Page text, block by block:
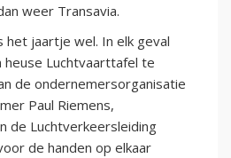
weer Transavia.
jaartje wel. In elk geval
Luchtvaarttafel te
de ondernemersorganisatie
Paul Riemens,
de Luchtverkeersleiding
de handen op elkaar